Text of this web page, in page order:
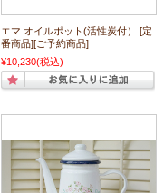
エマ オイルポット(活性炭付） [定
番商品][ご予約商品]
¥10,230(税込)